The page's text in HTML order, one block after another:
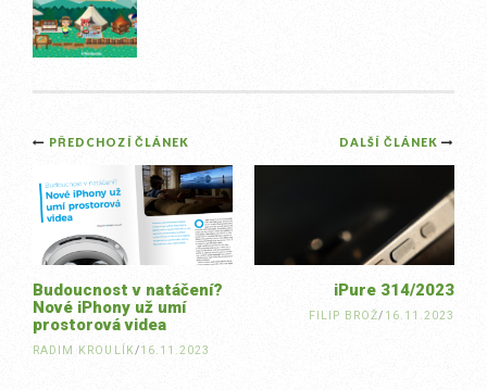
Post
navigation
DALŠÍ ČLÁNEK
iPure 314/2023
FILIP BROŽ/ 16.11.2023
PŘEDCHOZÍ ČLÁNEK
Budoucnost v natáčení?
Nové iPhony už umí
prostorová videa
RADIM KROULÍK/16.11.2023